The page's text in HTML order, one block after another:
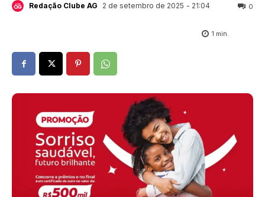
Redação Clube AG 2 de setembro de 2025 - 21:04 0
1 min.